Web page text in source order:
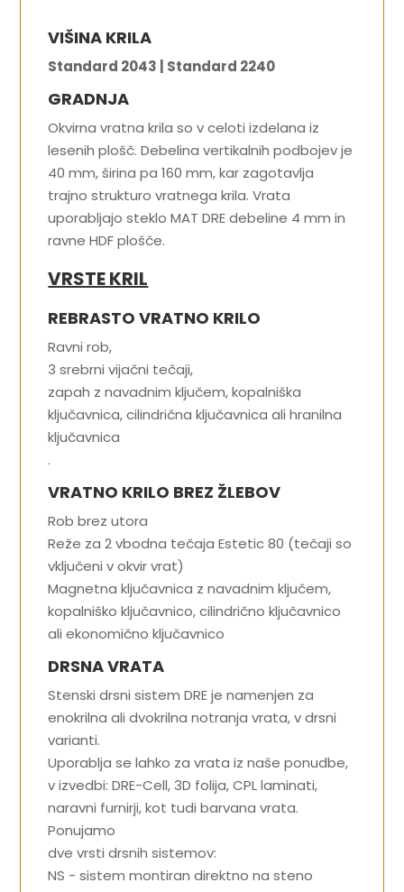
VIŠINA KRILA
Standard 2043 | Standard 2240
GRADNJA
Okvirna vratna krila so v celoti izdelana iz
lesenih plošč. Debelina vertikalnih podbojev je
40 mm, širina pa 160 mm, kar zagotavlja
trajno strukturo vratnega krila. Vrata
uporabljajo steklo MAT DRE debeline 4 mm in
ravne HDF plošče.
VRSTE KRIL
REBRASTO VRATNO KRILO
Ravni rob,
3 srebrni vijačni tečaji,
zapah z navadnim ključem, kopalniška
ključavnica, cilindrična ključavnica ali hranilna
ključavnica
.
VRATNO KRILO BREZ ŽLEBOV
Rob brez utora
Reže za 2 vbodna tečaja Estetic 80 (tečaji so
vključeni v okvir vrat)
Magnetna ključavnica z navadnim ključem,
kopalniško ključavnico, cilindrično ključavnico
ali ekonomično ključavnico
DRSNA VRATA
Stenski drsni sistem DRE je namenjen za
enokrilna ali dvokrilna notranja vrata, v drsni
varianti.
Uporablja se lahko za vrata iz naše ponudbe,
v izvedbi: DRE-Cell, 3D folija, CPL laminati,
naravni furnirji, kot tudi barvana vrata.
Ponujamo
dve vrsti drsnih sistemov:
NS - sistem montiran direktno na steno